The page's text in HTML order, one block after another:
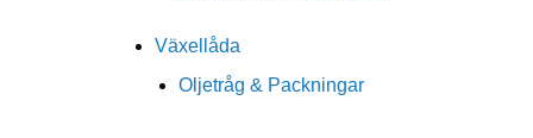
Växellåda
Oljetråg & Packningar